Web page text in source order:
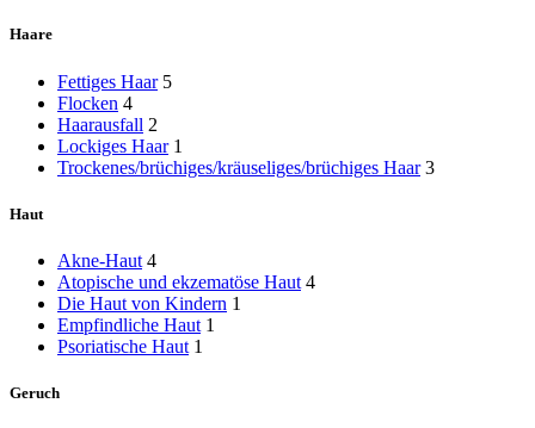
Haare
Fettiges Haar 5
Flocken 4
Haarausfall 2
Lockiges Haar 1
Trockenes/brüchiges/kräuseliges/brüchiges Haar 3
Haut
Akne-Haut 4
Atopische und ekzematöse Haut 4
Die Haut von Kindern 1
Empfindliche Haut 1
Psoriatische Haut 1
Geruch